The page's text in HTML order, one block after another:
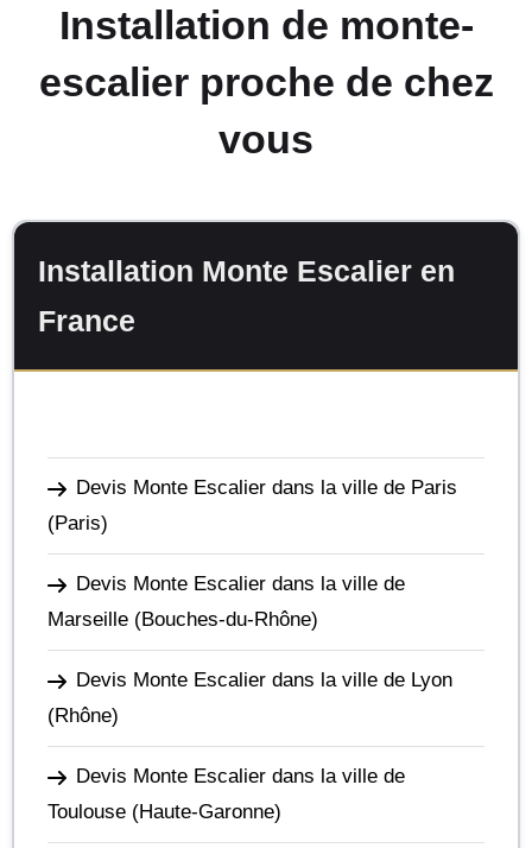
Installation de monte-
escalier proche de chez
vous
Installation Monte Escalier en
France
Devis Monte Escalier dans la ville de Paris
(Paris)
Devis Monte Escalier dans la ville de
Marseille (Bouches-du-Rhône)
Devis Monte Escalier dans la ville de Lyon
(Rhône)
Devis Monte Escalier dans la ville de
Toulouse (Haute-Garonne)